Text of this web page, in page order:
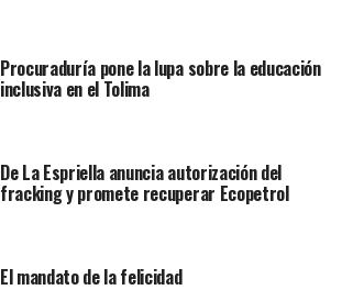
Procuraduría pone la lupa sobre la educación
inclusiva en el Tolima
De La Espriella anuncia autorización del
fracking y promete recuperar Ecopetrol
El mandato de la felicidad